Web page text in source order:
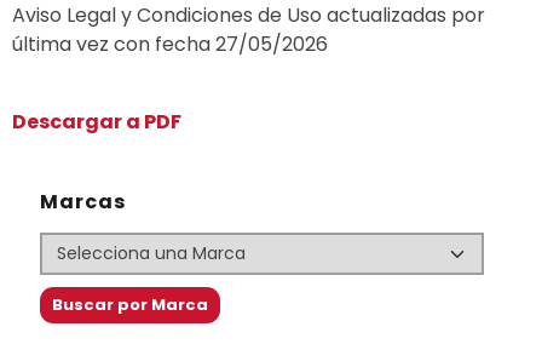
Marcas
Aviso Legal y Condiciones de Uso actualizadas por
última vez con fecha 27/05/2026
Descargar a PDF